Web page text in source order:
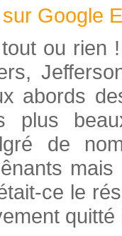
Google
ou rien
abords
plus
de
ce le